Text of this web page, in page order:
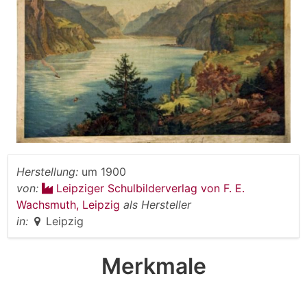
Herstellung: um 1900
von:
Leipziger Schulbilderverlag von F. E.
Wachsmuth, Leipzig als Hersteller
in:
Leipzig
Merkmale